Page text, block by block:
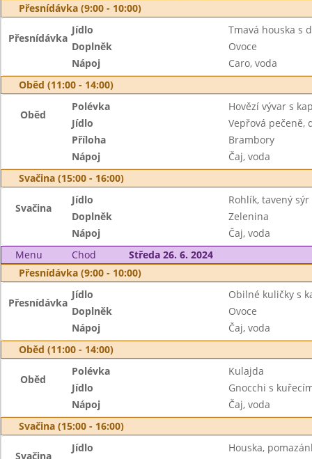
Přesnídávka (9:00 - 10:00)
Přesnídávka
Jídlo
Tmavá houska s
Doplněk
Ovoce
Nápoj
Caro, voda
Oběd (11:00 - 14:00)
Oběd
Polévka
Hovězí vývar s
Jídlo
Vepřová pečeně,
Příloha
Brambory
Nápoj
Čaj, voda
Svačina (15:00 - 16:00)
Svačina
Jídlo
Rohlík, tavený sýr
Doplněk
Zelenina
Nápoj
Čaj, voda
Menu
Chod
Středa 26. 6. 2024
Přesnídávka (9:00 - 10:00)
Přesnídávka
Jídlo
Obilné kuličky s
Doplněk
Ovoce
Nápoj
Čaj, voda
Oběd (11:00 - 14:00)
Oběd
Polévka
Kulajda
Jídlo
Gnocchi s
Nápoj
Čaj, voda
Svačina (15:00 - 16:00)
Svačina
Jídlo
Houska,